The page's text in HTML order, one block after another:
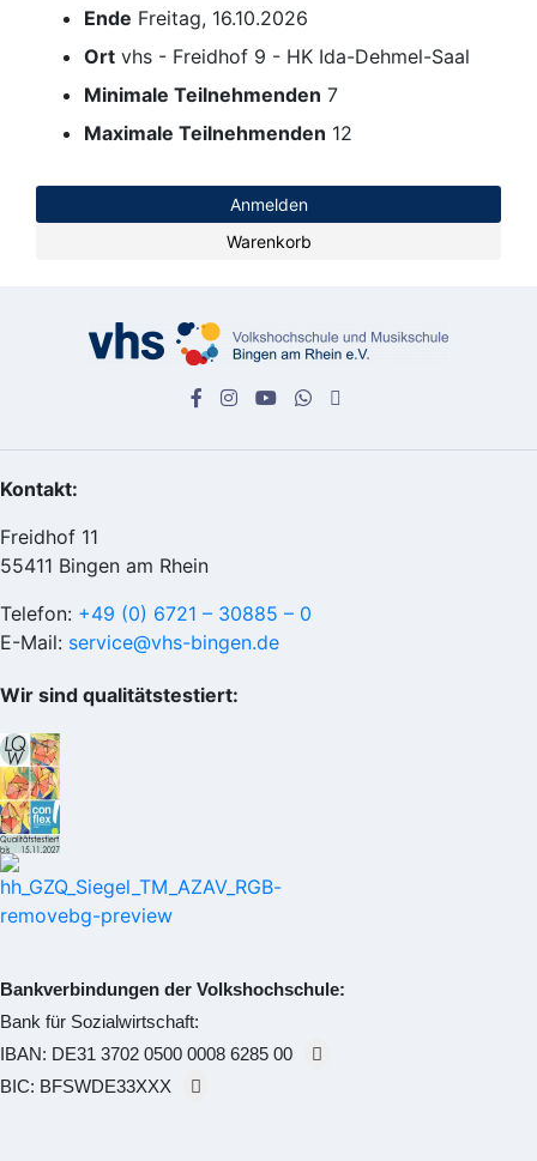
Ende Freitag, 16.10.2026
Ort vhs - Freidhof 9 - HK Ida-Dehmel-Saal
Minimale Teilnehmenden 7
Maximale Teilnehmenden 12
Anmelden
Warenkorb
Kontakt:
Freidhof 11
55411 Bingen am Rhein
Telefon: +49 (0) 6721 – 30885 – 0
E-Mail: service@vhs-bingen.de
Wir sind qualitätstestiert:
Bankverbindungen der Volkshochschule:
Bank für Sozialwirtschaft:
IBAN: DE31 3702 0500 0008 6285 00
BIC: BFSWDE33XXX